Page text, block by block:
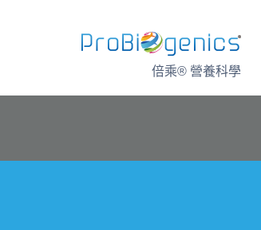
倍乘® 營養科學